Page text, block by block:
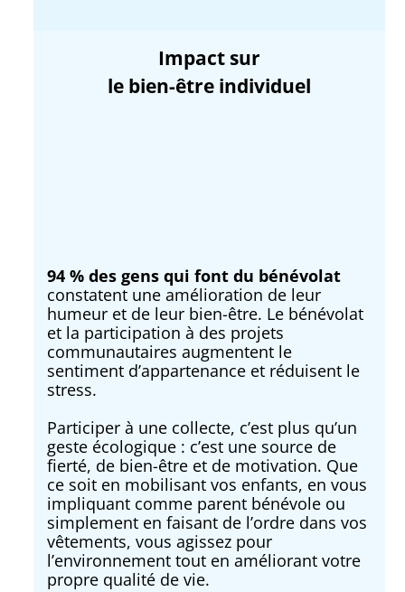
Impact sur
le bien-être individuel
94 % des gens qui font du bénévolat
constatent une amélioration de leur
humeur et de leur bien-être. Le bénévolat
et la participation à des projets
communautaires augmentent le
sentiment d’appartenance et réduisent le
stress.
Participer à une collecte, c’est plus qu’un
geste écologique : c’est une source de
fierté, de bien-être et de motivation. Que
ce soit en mobilisant vos enfants, en vous
impliquant comme parent bénévole ou
simplement en faisant de l’ordre dans vos
vêtements, vous agissez pour
l’environnement tout en améliorant votre
propre qualité de vie.